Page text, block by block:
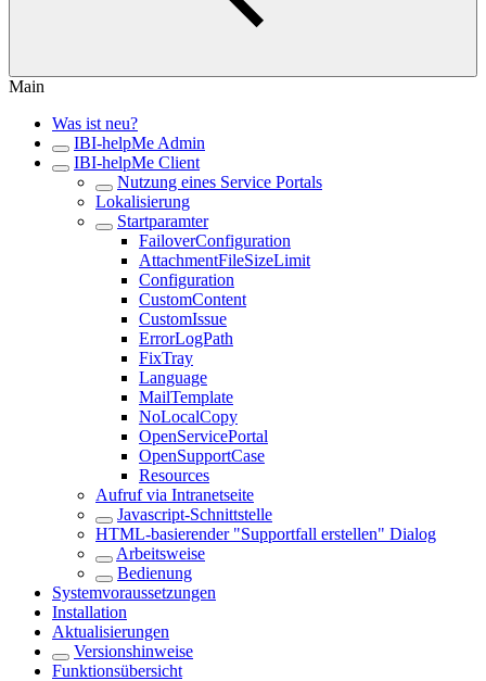
Main
Was ist neu?
IBI-helpMe Admin
IBI-helpMe Client
Nutzung eines Service Portals
Lokalisierung
Startparamter
FailoverConfiguration
AttachmentFileSizeLimit
Configuration
CustomContent
CustomIssue
ErrorLogPath
FixTray
Language
MailTemplate
NoLocalCopy
OpenServicePortal
OpenSupportCase
Resources
Aufruf via Intranetseite
Javascript-Schnittstelle
HTML-basierender "Supportfall erstellen" Dialog
Arbeitsweise
Bedienung
Systemvoraussetzungen
Installation
Aktualisierungen
Versionshinweise
Funktionsübersicht